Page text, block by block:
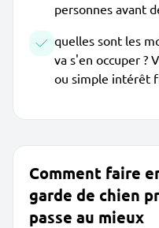
personnes avant
quelles sont les
va s'en occuper ?
ou simple intérêt
Comment faire
garde de chien
passe au mieux